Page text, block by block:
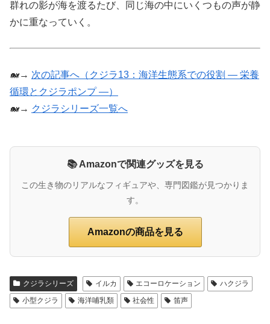
群れの影が海を渡るたび、同じ海の中にいくつもの声が静
かに重なっていく。
🐋→ 次の記事へ（クジラ13：海洋生態系での役割 ― 栄養
循環とクジラポンプ ―）
🐋→ クジラシリーズ一覧へ
📚 Amazonで関連グッズを見る
この生き物のリアルなフィギュアや、専門図鑑が見つかりま
す。
Amazonの商品を見る
クジラシリーズ イルカ エコーロケーション
ハクジラ
小型クジラ
海洋哺乳類 社会性 笛声